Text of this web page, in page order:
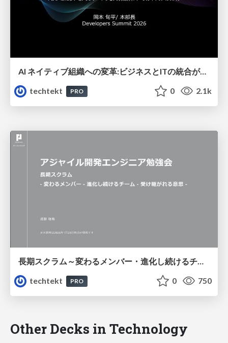
AI ネイティブ組織への変革:ビジネスとITの統合が拓く未来／ AIで“はたらく”をアップデートする人材業界パーソルキャリアのリアル
techtekt
PRO 0 2.1k
長期スクラム～変わるメンバー・進化し続けるチーム・受け継がれる意思～
techtekt
PRO 0 750
Other Decks in Technology